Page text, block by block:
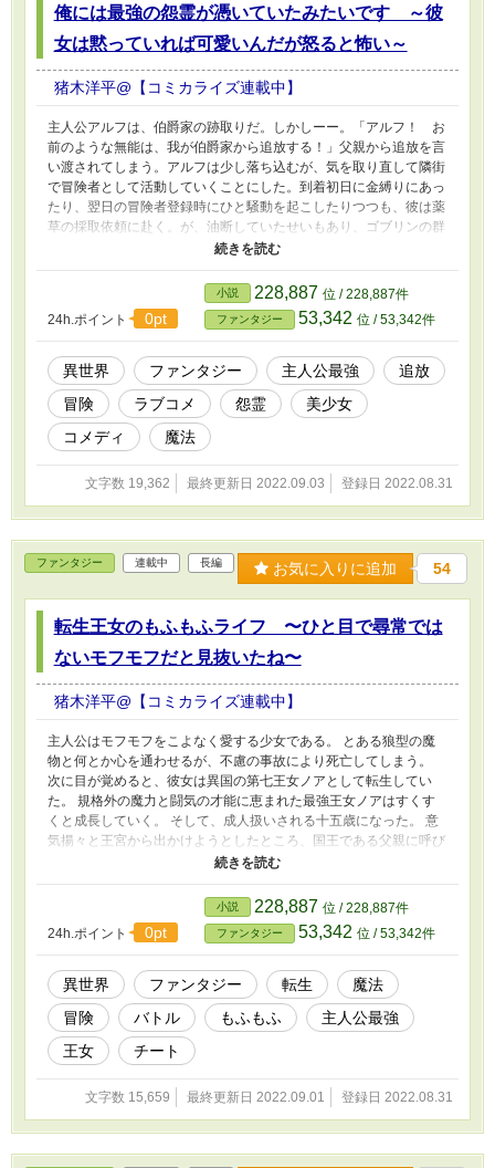
俺には最強の怨霊が憑いていたみたいです ～彼
女は黙っていれば可愛いんだが怒ると怖い～
猪木洋平@【コミカライズ連載中】
主人公アルフは、伯爵家の跡取りだ。しかしーー。「アルフ！ お
前のような無能は、我が伯爵家から追放する！」父親から追放を言
い渡されてしまう。アルフは少し落ち込むが、気を取り直して隣街
で冒険者として活動していくことにした。到着初日に金縛りにあっ
たり、翌日の冒険者登録時にひと騒動を起こしたりつつも、彼は薬
草の採取依頼に赴く。が、油断していたせいもあり、ゴブリンの群
れに囲まれてしまう。「俺は生きて……帰るんだ……」アルフはボ
に、私のお出ましよ！ 瘴気をたっぷりもらって、怨霊サリーナち
ゃん、華麗に参上！」かわいらしい少女の怨霊が助けに現れた。彼
女の活躍で、窮地を脱したアルフ。しかし、彼女は異様に嫉妬深い
性格だった。アルフの伯爵家返り咲きとサリーナの受肉を目指した
ドタバタ道連れ旅が、今始まる。
24h.ポイント 0pt
小説 228,887 位 / 228,887件
ファンタジー 53,342 位 / 53,342件
異世界 ファンタジー 主人公最強
追放
冒険
ラブコメ 怨霊
美少女
コメディ
魔法
文字数 19,362 最終更新日 2022.09.03 登録日 2022.08.31
ファンタジー 連載中 長編 お気に入りに追加 54
転生王女のもふもふライフ 〜ひと目で尋常では
ないモフモフだと見抜いたね〜
猪木洋平@【コミカライズ連載中】
主人公はモフモフをこよなく愛する少女である。 とある狼型の魔
物と何とか心を通わせるが、不慮の事故により死亡してしまう。
次に目が覚めると、彼女は異国の第七王女ノアとして転生してい
た。 規格外の魔力と闘気の才能に恵まれた最強王女ノアはすくす
くと成長していく。 そして、成人扱いされる十五歳になった。 意
気揚々と王宮から出かけようとしたところ、国王である父親に呼び
止められる。 「……くれぐれも暴れすぎるなよ？ まずは、今ま
ります！」 「おい待て！ ノア！ 本当に分かっているの
か！？」 父親の言葉を聞いているのかいないのか、勢いよく飛び
出していくノア。 冒険者ギルドに登録した彼女は、モフモフして
いそうな依頼を探す。 そして狼型の魔物に関する依頼を見つけた
彼女は……。
24h.ポイント 0pt
小説 228,887 位 / 228,887件
ファンタジー 53,342 位 / 53,342件
異世界 ファンタジー 転生
魔法
冒険
バトル もふもふ
主人公最強
王女
チート
文字数 15,659 最終更新日 2022.09.01 登録日 2022.08.31